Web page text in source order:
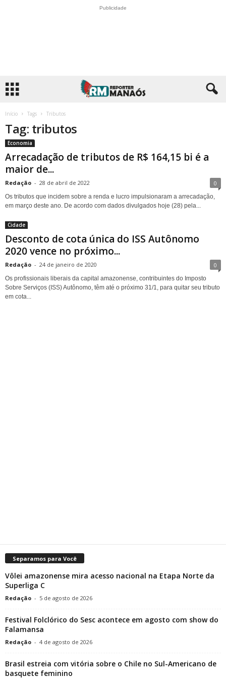
Publicidade
Início Tags Tributos
Tag: tributos
Economia
Arrecadação de tributos de R$ 164,15 bi é a
maior de...
Redação - 28 de abril de 2022 0
Os tributos que incidem sobre a renda e lucro impulsionaram a arrecadação,
em março deste ano. De acordo com dados divulgados hoje (28) pela...
Cidade
Desconto de cota única do ISS Autônomo
2020 vence no próximo...
Redação - 24 de janeiro de 2020 0
Os profissionais liberais da capital amazonense, contribuintes do Imposto
Sobre Serviços (ISS) Autônomo, têm até o próximo 31/1, para quitar seu tributo
em cota...
Separamos para Você
Vôlei amazonense mira acesso nacional na Etapa Norte da
Superliga C
Redação - 5 de agosto de 2026
Festival Folclórico do Sesc acontece em agosto com show do
Falamansa
Redação - 4 de agosto de 2026
Brasil estreia com vitória sobre o Chile no Sul-Americano de
basquete feminino